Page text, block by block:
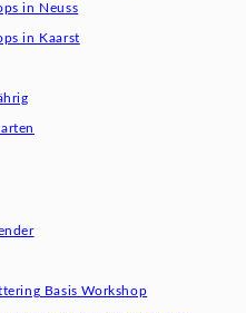
in Neuss
in Kaarst
Basis Workshop